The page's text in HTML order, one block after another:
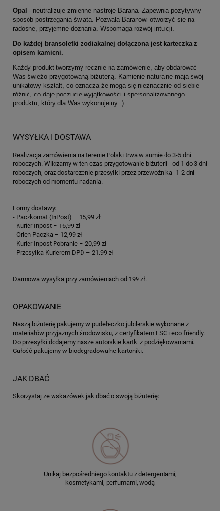
Opal - neutralizuje zmienne nastroje Barana. Zapewnia pozytywny
sposób postrzegania świata. Pozwala Baranowi otworzyć się na
radosne, przyjemne doznania. Wspomaga rozwój intuicji.
Do każdej bransoletki zodiakalnej dołączona jest karteczka z
opisem kamieni.
Każdy produkt tworzymy ręcznie na zamówienie, aby obdarować
Was świeżo przygotowaną biżuterią. Kamienie naturalne mają swój
unikatowy kształt, co oznacza że mogą się nieznacznie od siebie
różnić, co daje poczucie wyjątkowości i spersonalizowanego
produktu, który dla Was wykonujemy :)
WYSYŁKA I DOSTAWA
Realizacja zamówienia na terenie Polski trwa w sumie do 3-5 dni
roboczych. Wliczamy w ten czas przygotowanie biżuterii - od 1 do 3 dni
roboczych, oraz dostarczenie przesyłki przez przewoźnika- 1-2 dni
roboczych od momentu nadania.
Formy dostawy:
- Paczkomat (InPost) – 15,99 zł
- Kurier Inpost – 16,99 zł
- Orlen Paczka – 12,99 zł
- Kurier Inpost Pobranie – 20,99 zł
- Przesyłka Kurierem DPD – 21,99 zł
Darmowa wysyłka przy zamówieniach od 199 zł.
OPAKOWANIE
Naszą biżuterię pakujemy w pudełeczko jubilerskie wykonane z
materiałów przyjaznych środowisku, z certyfikatem FSC i eco friendly.
Do przesyłki dodajemy nasze autorskie kartki z podziękowaniami.
Całość pakujemy w biodegradowalne kartoniki.
JAK DBAĆ
Skorzystaj ze wskazówek jak dbać o swoją biżuterię:
Unikaj bezpośredniego kontaktu z detergentami,
kosmetykami, perfumami, wodą